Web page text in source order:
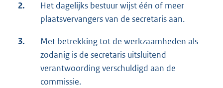
2.
Het dagelijks bestuur wijst één of meer
plaatsvervangers van de secretaris aan.
3.
Met betrekking tot de werkzaamheden als
zodanig is de secretaris uitsluitend
verantwoording verschuldigd aan de
commissie.